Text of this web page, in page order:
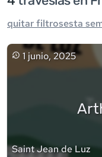
quitar filtrosesta
1 junio, 2025
Saint Jean de Luz